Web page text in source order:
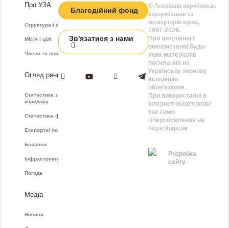
Про УЗА
Структура і функції
Місія і цілі
Члени та партнери
Огляд ринку
Статистика зернового
коридору
Статистика фрахту
Експортні показники
Баланси
Інфраструктура
Погода
Медіа
Новини
Благодійний фонд
Зв'язатися з нами
©Асоціація виробників,
переробників та
експортерів зерна,
1997-2026.
При цитуванні і
використанні будь-
яких матеріалів
посилання на
Українську зернову
асоціацію
обов'язкове.
При використанні в
інтернет обов'язкове
так само
гіперпосилання на
https://uga.ua
Розробка
сайту